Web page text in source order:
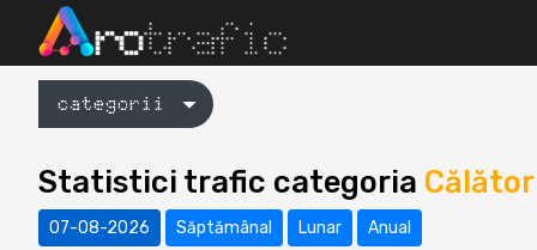
categorii
Statistici trafic categoria
07-08-2026 Săptămânal Lunar Anual